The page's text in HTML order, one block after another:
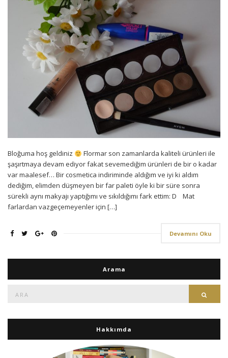
Bloğuma hoş geldiniz
Flormar son zamanlarda kaliteli ürünleri ile
şaşırtmaya devam ediyor fakat sevemediğim ürünleri de bir o kadar
var maalesef… Bir cosmetica indiriminde aldığım ve iyi ki aldım
dediğim, elimden düşmeyen bir far paleti öyle ki bir süre sonra
sürekli aynı makyajı yaptığımı ve sıkıldığımı fark ettim: D Mat
farlardan vazgeçemeyenler için […]
Devamını Oku
Arama
Hakkımda